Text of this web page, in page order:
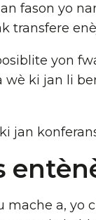
fason yo
transfere
yon
ki jan li
jan
mache a, yo